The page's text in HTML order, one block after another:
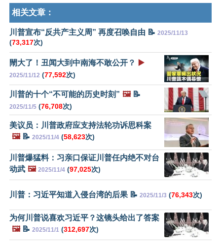
相关文章：
川普宣布“反共产主义周” 再度召唤自由 📝 2025/11/13
(73,317次)
閙大了！丑闻大到中南海不敢公开？ ▶️
2025/11/12 (77,592次)
川普的十个“不可能的历史时刻” 🖼️📝
2025/11/5 (76,708次)
美议员：川普政府应支持法轮功诉思科案
🖼️📝 2025/11/4 (58,623次)
川普爆猛料：习亲口保证川普任内绝不对台
动武 🖼️ 2025/11/4 (97,025次)
川普：习近平知道入侵台湾的后果 📝 2025/11/3 (76,343次)
为何川普说喜欢习近平？这镜头给出了答案
🖼️📝 2025/11/1 (312,697次)